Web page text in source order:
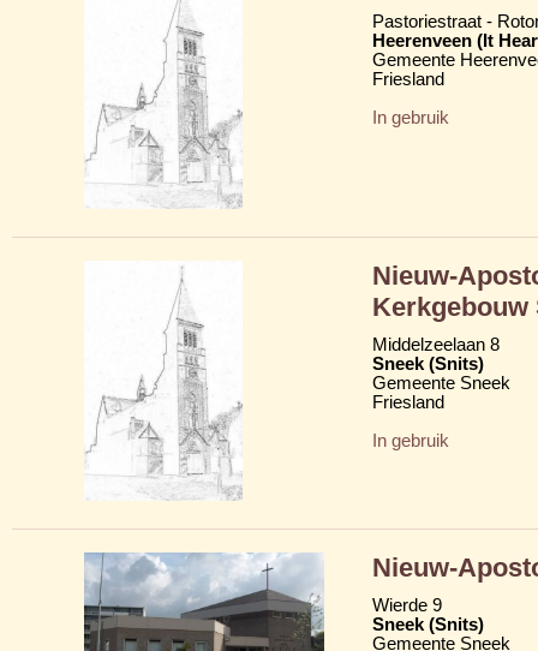
Pastoriestraat -
Heerenveen (It
Gemeente
Friesland
In gebruik
Nieuw-
Kerkgebouw
Middelzeelaan 8
Sneek (Snits)
Gemeente Sneek
Friesland
In gebruik
Nieuw-
Wierde 9
Sneek (Snits)
Gemeente Sneek